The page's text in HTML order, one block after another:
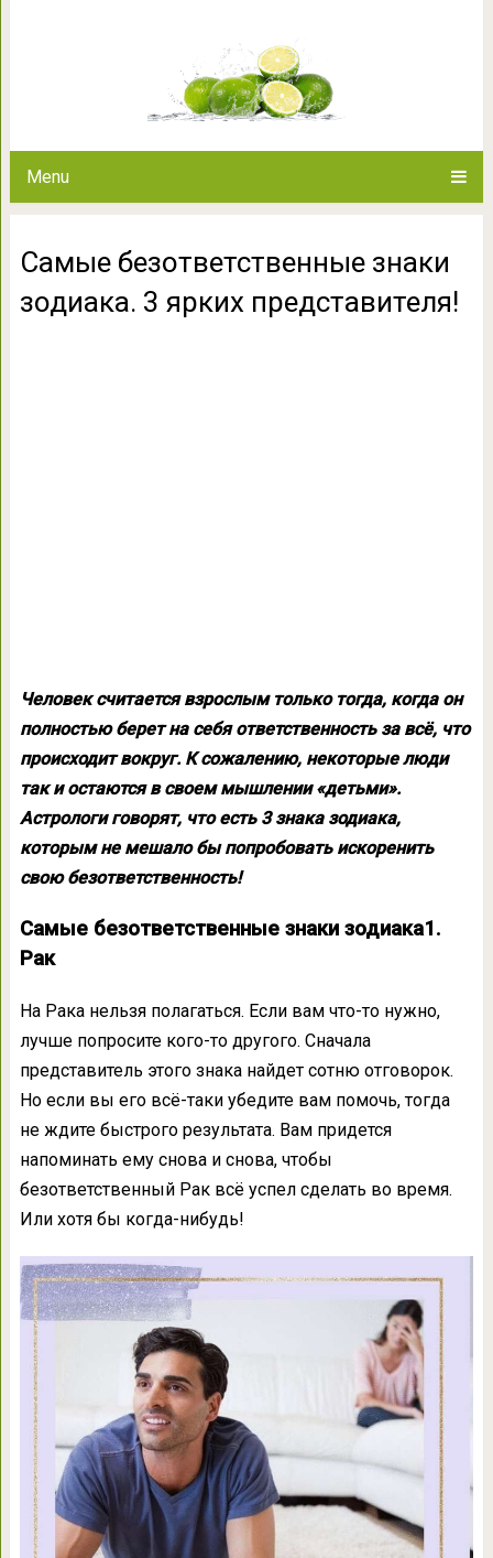
Menu
Самые безответственные знаки
зодиака. 3 ярких представителя!
Человек считается взрослым только тогда, когда он
полностью берет на себя ответственность за всё, что
происходит вокруг. К сожалению, некоторые люди
так и остаются в своем мышлении «детьми».
Астрологи говорят, что есть 3 знака зодиака,
которым не мешало бы попробовать искоренить
свою безответственность!
Самые безответственные знаки зодиака1.
Рак
На Рака нельзя полагаться. Если вам что-то нужно,
лучше попросите кого-то другого. Сначала
представитель этого знака найдет сотню отговорок.
Но если вы его всё-таки убедите вам помочь, тогда
не ждите быстрого результата. Вам придется
напоминать ему снова и снова, чтобы
безответственный Рак всё успел сделать во время.
Или хотя бы когда-нибудь!